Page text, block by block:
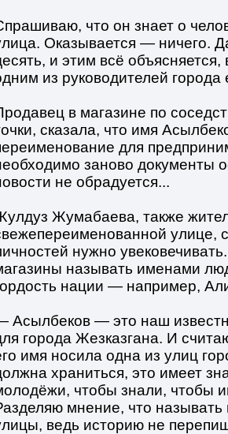
что он знает о
Оказывается — ничего.
и этим всё
из руководителей города
в магазине по
сказала, что имя
для
заново документы
не обрадуется...
Жумабаева, также
улице,
нужно
называть именами
нации — например,
Асылбеков — это наш
города Жезказгана. И
имя носила одна из улиц
храниться, это имеет
чтобы знали, чтобы
мнение, что
ведь историю не